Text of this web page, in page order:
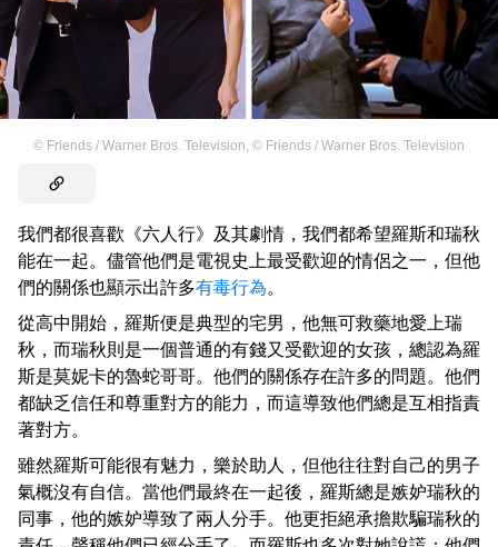
© Friends / Warner Bros. Television, © Friends / Warner Bros. Television
我們都很喜歡《六人行》及其劇情，我們都希望羅斯和瑞秋
能在一起。儘管他們是電視史上最受歡迎的情侶之一，但他
們的關係也顯示出許多有毒行為。
從高中開始，羅斯便是典型的宅男，他無可救藥地愛上瑞
秋，而瑞秋則是一個普通的有錢又受歡迎的女孩，總認為羅
斯是莫妮卡的魯蛇哥哥。他們的關係存在許多的問題。他們
都缺乏信任和尊重對方的能力，而這導致他們總是互相指責
著對方。
雖然羅斯可能很有魅力，樂於助人，但他往往對自己的男子
氣概沒有自信。當他們最終在一起後，羅斯總是嫉妒瑞秋的
同事，他的嫉妒導致了兩人分手。他更拒絕承擔欺騙瑞秋的